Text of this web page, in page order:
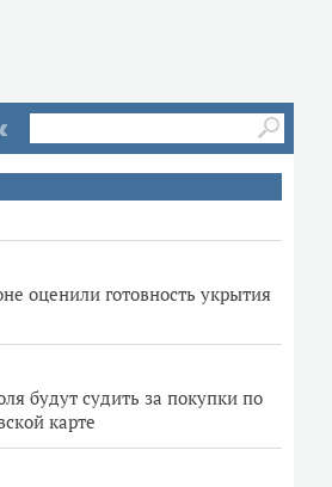
оценили готовность укрытия
будут судить за покупки по
карте